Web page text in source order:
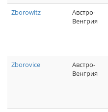
Zborowitz
Австро-
Венгрия
Zborovice
Австро-
Венгрия